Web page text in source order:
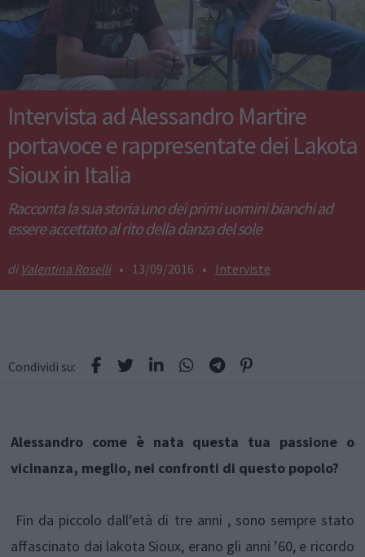
Intervista ad Alessandro Martire
portavoce e rappresentate dei Lakota
Sioux in Italia
Racconta la sua storia uno dei primi uomini bianchi ad
essere accettato al rito della danza del sole
Valentina Roselli • 13/09/2016 • Interviste
Condividi su:
Alessandro come è nata questa tua passione o
vicinanza, meglio, nei confronti di questo popolo?
Fin da piccolo dall’età di tre anni , sono sempre stato
affascinato dai lakota Sioux, erano gli anni ’60, e ricordo